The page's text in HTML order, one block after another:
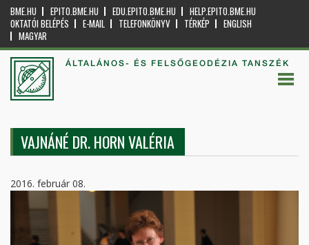
BME.HU EPITO.BME.HU EDU.EPITO.BME.HU
HELP.EPITO.BME.HU
OKTATÓI BELÉPÉS
E-MAIL TELEFONKÖNYV TÉRKÉP
ENGLISH
MAGYAR
ÁLTALÁNOS- ÉS FELSŐGEODÉZIA TANSZÉK
VAJNÁNÉ DR. HORN VALÉRIA
2016. február 08.